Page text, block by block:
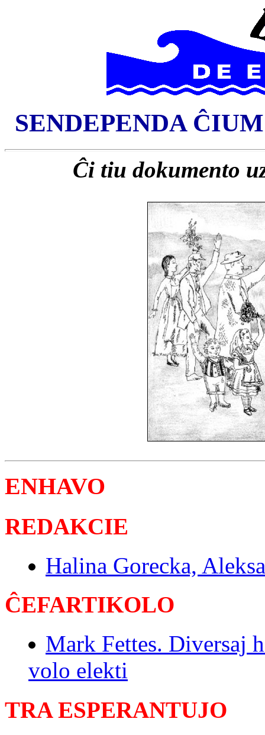
SENDEPENDA
Ĉi tiu dokumento
ENHAVO
REDAKCIE
Halina Gorecka,
ĈEFARTIKOLO
Mark Fettes.
volo elekti
TRA ESPERANTUJO